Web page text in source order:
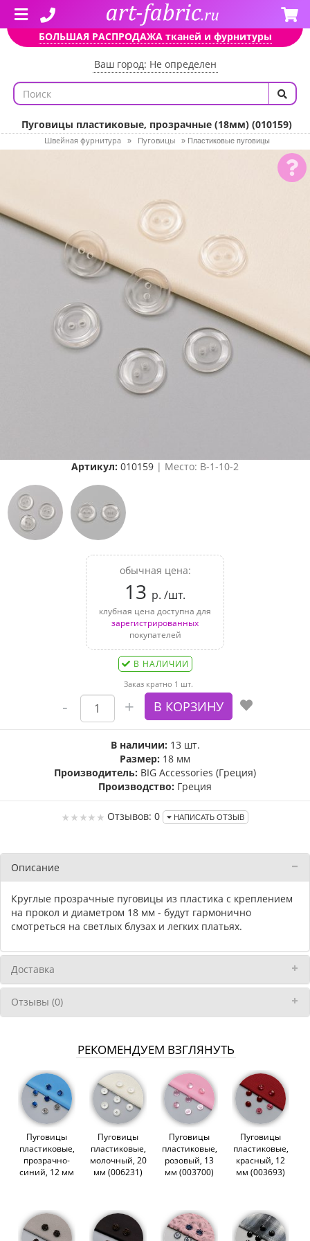
БОЛЬШАЯ РАСПРОДАЖА тканей и фурнитуры
Ваш город: Не определен
Пуговицы пластиковые, прозрачные (18мм) (010159)
Швейная фурнитура » Пуговицы » Пластиковые пуговицы
Артикул: 010159 | Место: B-1-10-2
обычная цена:
13 р. /шт.
клубная цена доступна для
зарегистрированных
покупателей
В НАЛИЧИИ
Заказ кратно 1 шт.
В наличии: 13 шт.
Размер: 18 мм
Производитель: BIG Accessories (Греция)
Производство: Греция
Отзывов: 0 НАПИСАТЬ ОТЗЫВ
Описание
Круглые прозрачные пуговицы из пластика с креплением
на прокол и диаметром 18 мм - будут гармонично
смотреться на светлых блузах и легких платьях.
Доставка
Отзывы (0)
РЕКОМЕНДУЕМ ВЗГЛЯНУТЬ
Пуговицы
пластиковые,
прозрачно-
синий, 12 мм
Пуговицы
пластиковые,
молочный, 20
мм (006231)
Пуговицы
пластиковые,
розовый, 13
мм (003700)
Пуговицы
пластиковые,
красный, 12
мм (003693)